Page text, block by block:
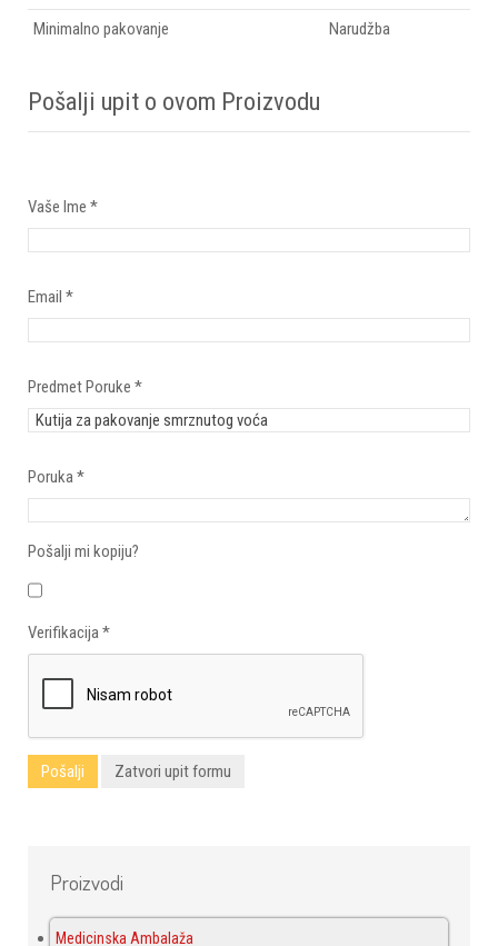
Minimalno pakovanje
Narudžba
Pošalji upit o ovom Proizvodu
Vaše Ime *
Email *
Predmet Poruke *
Poruka *
Pošalji mi kopiju?
Verifikacija *
Pošalji Zatvori upit formu
Proizvodi
Medicinska Ambalaža